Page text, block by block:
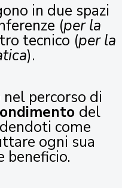
in due spazi
(per la
tecnico (per la
).
percorso di
del
come
ogni sua
beneficio.